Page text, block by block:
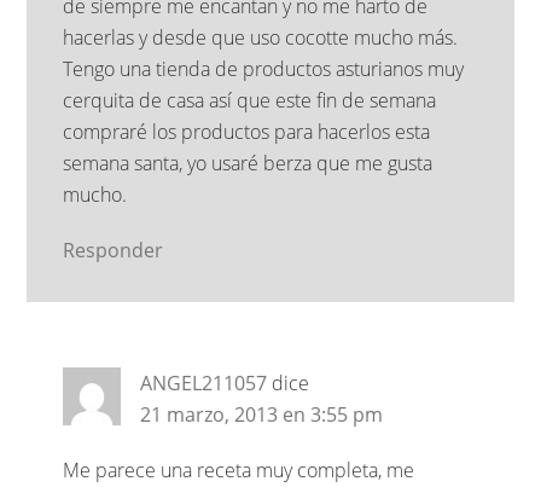
de siempre me encantan y no me harto de
hacerlas y desde que uso cocotte mucho más.
Tengo una tienda de productos asturianos muy
cerquita de casa así que este fin de semana
compraré los productos para hacerlos esta
semana santa, yo usaré berza que me gusta
mucho.
Responder
ANGEL211057 dice
21 marzo, 2013 en 3:55 pm
Me parece una receta muy completa, me